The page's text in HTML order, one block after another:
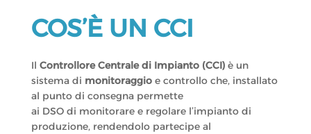
COS’È UN CCI
Il Controllore Centrale di Impianto (CCI)è un
sistema di monitoraggioe controllo che, installato
al punto di consegna permette
ai DSO di monitorare e regolare l’impianto di
produzione, rendendolo partecipe al